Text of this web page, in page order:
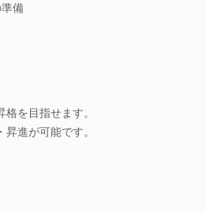
備
を目指せます。
進が可能です。